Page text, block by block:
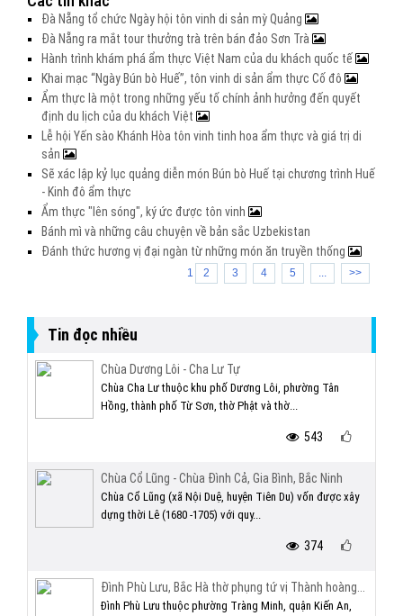
Đà Nẵng tổ chức Ngày hội tôn vinh di sản mỳ Quảng
Đà Nẵng ra mắt tour thưởng trà trên bán đảo Sơn Trà
Hành trình khám phá ẩm thực Việt Nam của du khách quốc tế
Khai mạc “Ngày Bún bò Huế”, tôn vinh di sản ẩm thực Cố đô
Ẩm thực là một trong những yếu tố chính ảnh hưởng đến quyết
định du lịch của du khách Việt
Lễ hội Yến sào Khánh Hòa tôn vinh tinh hoa ẩm thực và giá trị di
sản
Sẽ xác lập kỷ lục quảng diễn món Bún bò Huế tại chương trình Huế
- Kinh đô ẩm thực
Ẩm thực "lên sóng", ký ức được tôn vinh
Bánh mì và những câu chuyện về bản sắc Uzbekistan
Đánh thức hương vị đại ngàn từ những món ăn truyền thống
1 2 3 4 5 ... >>
Tin đọc nhiều
Chùa Dương Lôi - Cha Lư Tự
Chùa Cha Lư thuộc khu phố Dương Lôi, phường Tân
Hồng, thành phố Từ Sơn, thờ Phật và thờ...
543
Chùa Cổ Lũng - Chùa Đình Cả, Gia Bình, Bắc Ninh
Chùa Cổ Lũng (xã Nội Duệ, huyện Tiên Du) vốn được xây
dựng thời Lê (1680 -1705) với quy...
374
Đình Phù Lưu, Bắc Hà thờ phụng tứ vị Thành hoàng...
Đình Phù Lưu thuộc phường Tràng Minh, quận Kiến An,